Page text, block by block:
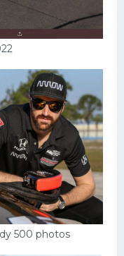
500 photos